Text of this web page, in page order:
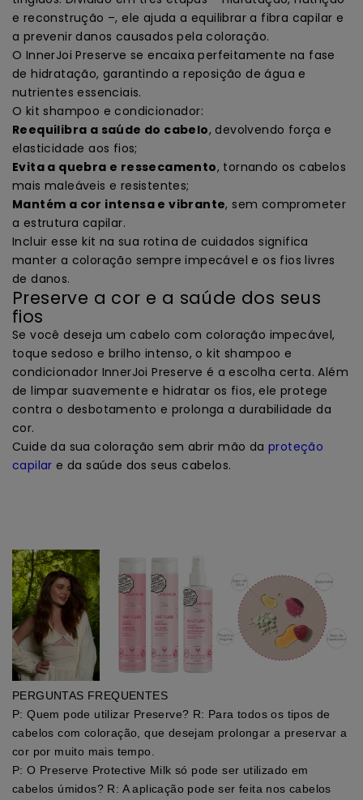
e reconstrução –, ele ajuda a equilibrar a fibra capilar e
a prevenir danos causados pela coloração.
O InnerJoi Preserve se encaixa perfeitamente na fase
de hidratação, garantindo a reposição de água e
nutrientes essenciais.
O kit shampoo e condicionador:
Reequilibra a saúde do cabelo, devolvendo força e
elasticidade aos fios;
Evita a quebra e ressecamento, tornando os cabelos
mais maleáveis e resistentes;
Mantém a cor intensa e vibrante, sem comprometer
a estrutura capilar.
Incluir esse kit na sua rotina de cuidados significa
manter a coloração sempre impecável e os fios livres
de danos.
Preserve a cor e a saúde dos seus
fios
Se você deseja um cabelo com coloração impecável,
toque sedoso e brilho intenso, o kit shampoo e
condicionador InnerJoi Preserve é a escolha certa. Além
de limpar suavemente e hidratar os fios, ele protege
contra o desbotamento e prolonga a durabilidade da
cor.
Cuide da sua coloração sem abrir mão da proteção
capilar e da saúde dos seus cabelos.
PERGUNTAS FREQUENTES
P: Quem pode utilizar Preserve? R: Para todos os tipos de
cabelos com coloração, que desejam prolongar a preservar a
cor por muito mais tempo.
P: O Preserve Protective Milk só pode ser utilizado em
cabelos úmidos? R: A aplicação pode ser feita nos cabelos